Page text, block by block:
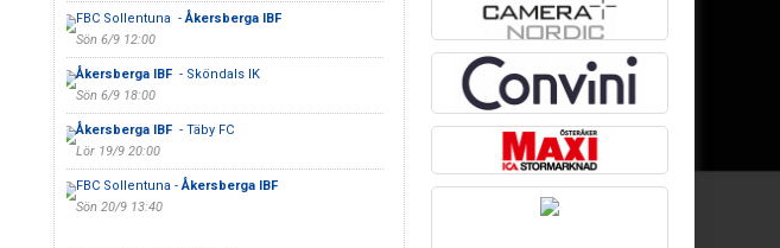
FBC Sollentuna -Åkersberga IBF
Sön 6/9 12:00
Åkersberga IBF - Sköndals IK
Sön 6/9 18:00
Åkersberga IBF - Täby FC
Lör 19/9 20:00
FBC Sollentuna -Åkersberga IBF
Sön 20/9 13:40